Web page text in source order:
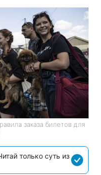
заказа билетов для
только суть из